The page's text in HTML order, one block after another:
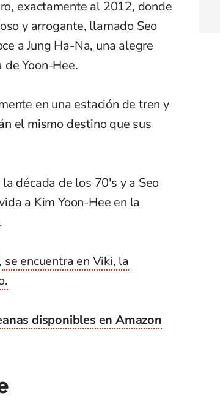
exactamente al 2012, donde
y arrogante, llamado Seo
a Jung Ha-Na, una alegre
Yoon-Hee.
en una estación de tren y
el mismo destino que sus
década de los 70′s y a Seo
a Kim Yoon-Hee en la
se encuentra en Viki, la
disponibles en Amazon